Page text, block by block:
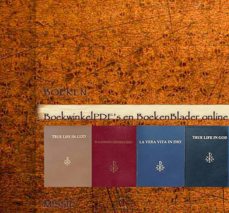
BOEKEN
BoekwinkelPDF’s en BoekenBlader
MISSIE